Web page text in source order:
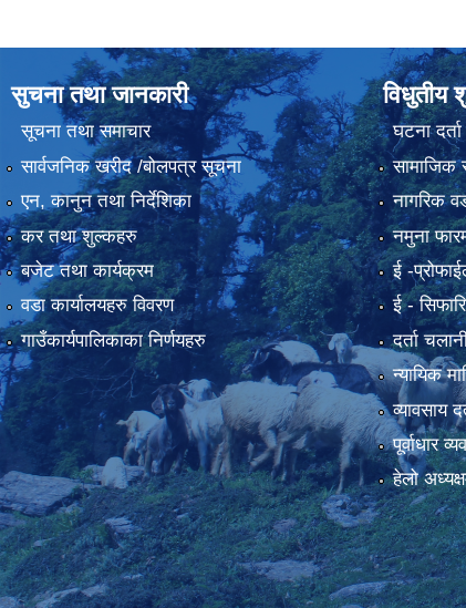
सुचना तथा जानकारी
सूचना तथा समाचार
सार्वजनिक खरीद /बोलपत्र सूचना
एन, कानुन तथा निर्देशिका
कर तथा शुल्कहरु
बजेट तथा कार्यक्रम
वडा कार्यालयहरु विवरण
गाउँकार्यपालिकाका निर्णयहरु
विधुतीय
घटना दर्ता
सामाजिक
नागरिक
नमुना
ई -
ई‍ -
दर्ता
न्यायिक
व्यावसाय
पूर्वाधार
हेलो